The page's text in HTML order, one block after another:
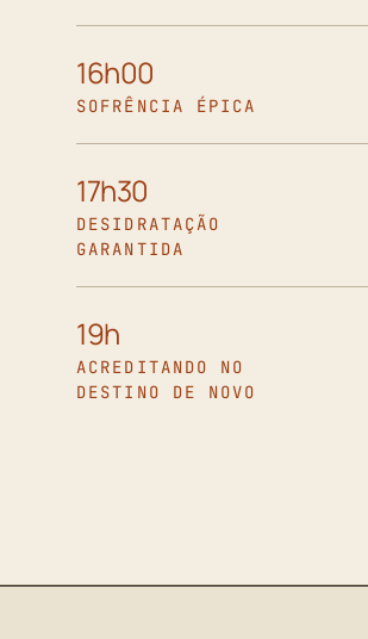
16h00
SOFRÊNCIA ÉPICA
17h30
DESIDRATAÇÃO
GARANTIDA
19h
ACREDITANDO NO
DESTINO DE NOVO